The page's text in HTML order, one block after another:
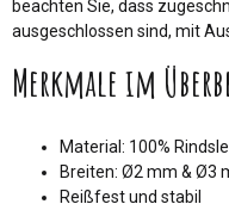
beachten Sie, dass
ausgeschlossen sind, mit
Merkmale im
Material: 100%
Breiten: Ø2 mm & Ø3
Reißfest und stabil